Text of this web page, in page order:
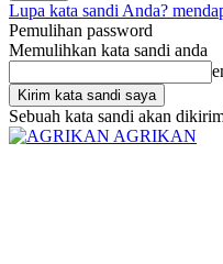
Lupa kata sandi Anda?
Pemulihan password
Memulihkan kata sandi anda
Sebuah kata sandi akan
AGRIKAN